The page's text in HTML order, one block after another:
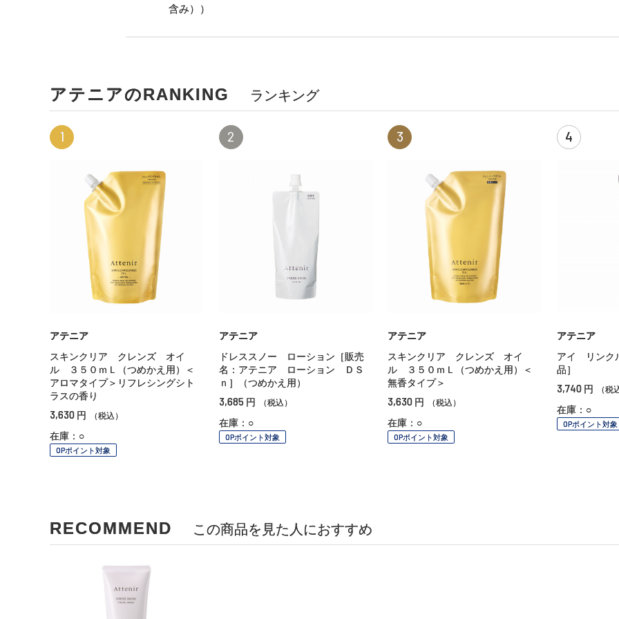
含み））
アテニアのRANKING ランキング
1
アテニア
スキンクリア クレンズ オイ
ル ３５０ｍＬ（つめかえ用）＜
アロマタイプ＞リフレシングシト
ラスの香り
3,630 円 （税込）
在庫：○
OPポイント対象
2
アテニア
ドレススノー ローション［販売
名：アテニア ローション ＤＳ
ｎ］（つめかえ用）
3,685 円 （税込）
在庫：○
OPポイント対象
3
アテニア
スキンクリア クレンズ オイ
ル ３５０ｍＬ（つめかえ用）＜
無香タイプ＞
3,630 円 （税込）
在庫：○
OPポイント対象
4
アテニア
アイ リンク
品］
3,740 円 （税
在庫：○
OPポイント対象
RECOMMEND この商品を見た人におすすめ